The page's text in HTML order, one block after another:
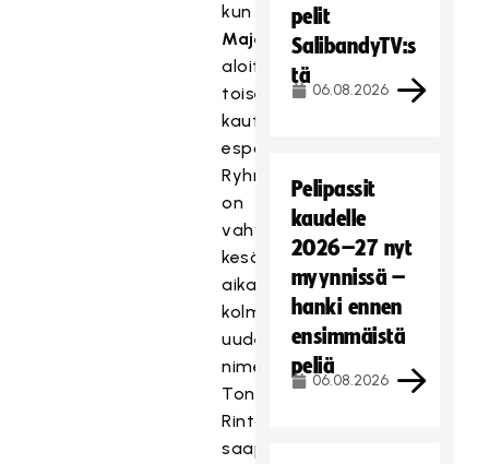
kun
Petr
Majer
aloittaa
toisen
kautensa
espoolaisjoukkueessa.
Ryhmä
on
vahvistunut
kesän
aikana
kolmella
uudella
nimellä:
Toni
Rintala
saapui
pelit
SalibandyTV:s
tä
06.08.2026
Pelipassit
kaudelle
2026–27 nyt
myynnissä –
hanki ennen
ensimmäistä
peliä
06.08.2026